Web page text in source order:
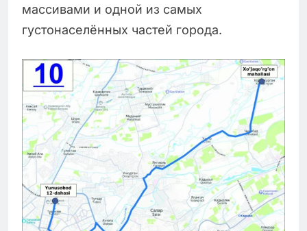
массивами и одной из самых
густонаселённых частей города.